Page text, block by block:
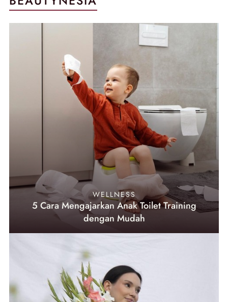
WELLNESS
5 Cara Mengajarkan Anak Toilet Training
dengan Mudah